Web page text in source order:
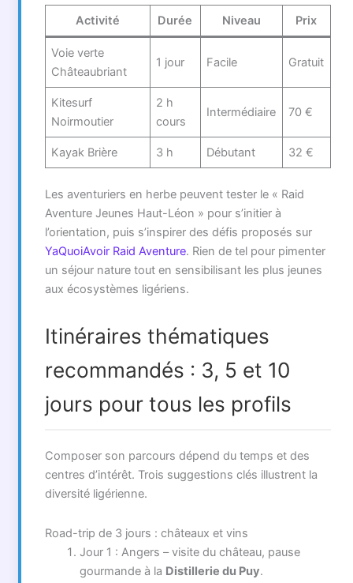
Activité Durée Niveau Prix
Voie verte
Châteaubriant
1 jour Facile Gratuit
Kitesurf
Noirmoutier
2 h
cours
Intermédiaire 70 €
Kayak Brière 3 h Débutant 32 €
Les aventuriers en herbe peuvent tester le « Raid
Aventure Jeunes Haut-Léon » pour s’initier à
l’orientation, puis s’inspirer des défis proposés sur
YaQuoiAvoir Raid Aventure. Rien de tel pour pimenter
un séjour nature tout en sensibilisant les plus jeunes
aux écosystèmes ligériens.
Itinéraires thématiques
recommandés : 3, 5 et 10
jours pour tous les profils
Composer son parcours dépend du temps et des
centres d’intérêt. Trois suggestions clés illustrent la
diversité ligérienne.
Road-trip de 3 jours : châteaux et vins
Jour 1 : Angers – visite du château, pause
gourmande à la Distillerie du Puy.